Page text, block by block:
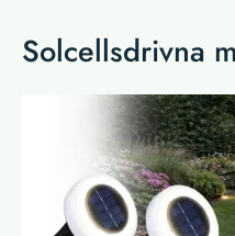
Solcellsdrivna